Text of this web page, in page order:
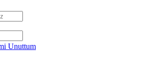
Unuttum